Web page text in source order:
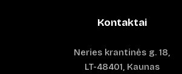
Kontaktai
Neries krantinės g. 18,
LT-48401, Kaunas